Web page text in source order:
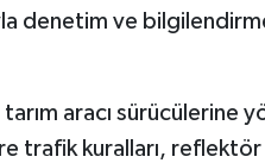
denetim ve
aracı sürücülerine
trafik kuralları, reflektör